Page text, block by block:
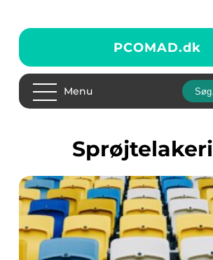
PCOMAD.dk
Menu